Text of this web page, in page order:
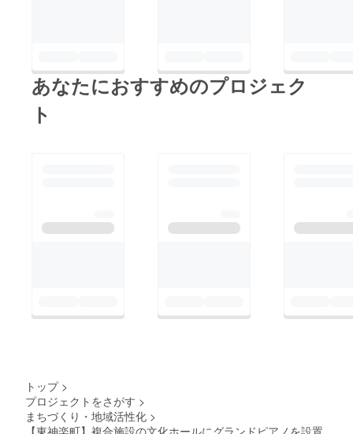
止剤(エ
リソル
ビン酸
漬け・
熟成の
ありま
【ハス
カッ
プ】 日
ジャム
には東
がとて
くなく
ありま
せん。
米を洗
B1やナ
イアシ
に、家
お米を
牛乳が
非常に
生きて
場、イ
た。 牛
いただ
糠を柔
らかく
してか
なった
まみが
いしい
お米で
す。 精
は、そ
の名の
2回研が
味しく
精米し
発生を
小限に
あなたにおすすめのプロジェク
ト
トップ >
プロジェクトをさがす >
まちづくり・地域活性化 >